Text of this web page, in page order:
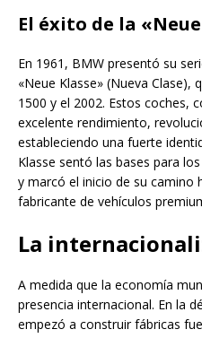
El éxito de la
En 1961, BMW presentó su
«Neue Klasse» (Nueva
1500 y el 2002. Estos coches,
excelente rendimiento,
estableciendo una fuerte
Klasse sentó las bases para
y marcó el inicio de su camino
fabricante de vehículos
La
A medida que la economía
presencia internacional. En la
empezó a construir fábricas